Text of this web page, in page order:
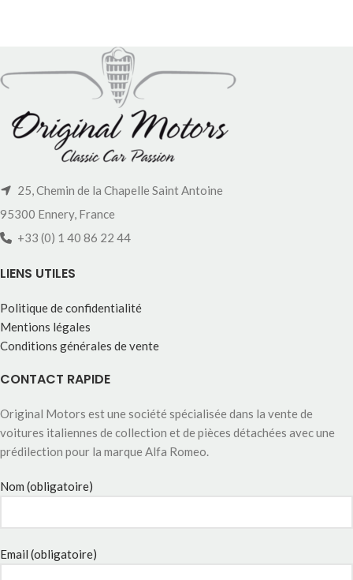
25, Chemin de la Chapelle Saint Antoine
95300 Ennery, France
+33 (0) 1 40 86 22 44
LIENS UTILES
Politique de confidentialité
Mentions légales
Conditions générales de vente
CONTACT RAPIDE
Original Motors est une société spécialisée dans la vente de
voitures italiennes de collection et de pièces détachées avec une
prédilection pour la marque Alfa Romeo.
Nom (obligatoire)
Email (obligatoire)